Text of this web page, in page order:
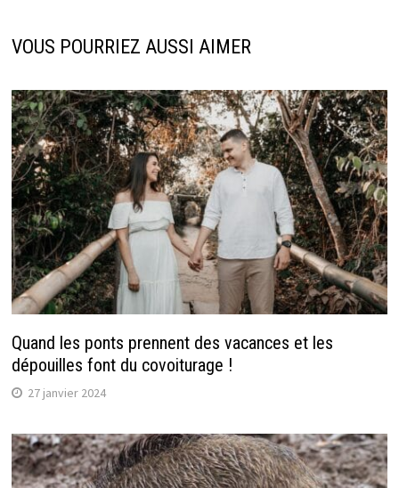
VOUS POURRIEZ AUSSI AIMER
Quand les ponts prennent des vacances et les
dépouilles font du covoiturage !
27 janvier 2024